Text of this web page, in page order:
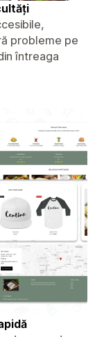
probleme pe
întreaga